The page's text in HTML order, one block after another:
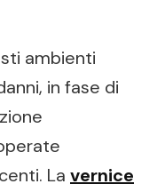
ambienti
in fase di
La vernice